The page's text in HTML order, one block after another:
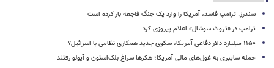
سندرز: ترامپ فاسد، آمریکا را وارد یک جنگ فاجعه بار کرده است
ترامپ در «تروث سوشال» اعلام پیروزی کرد
۱۱۵۰ میلیارد دلار دفاعی آمریکا، سکوی جدید همکاری نظامی با اسرائیل؟
حمله سایبری به غول‌های مالی آمریکا؛ هکرها سراغ بلک‌استون و آپولو رفتند